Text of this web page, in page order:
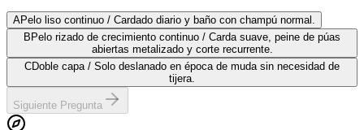
APelo liso continuo / Cardado diario y baño con champú normal.
B Pelo rizado de crecimiento continuo / Carda suave, peine de púas
abiertas metalizado y corte recurrente.
CDoble capa / Solo deslanado en época de muda sin necesidad de
tijera.
Siguiente Pregunta